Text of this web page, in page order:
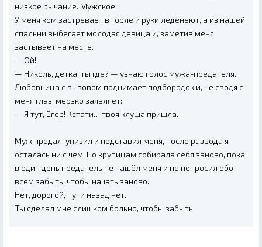
низкое рычание. Мужское.
У меня ком застревает в горле и руки леденеют, а из нашей
спальни выбегает молодая девица и, заметив меня,
застывает на месте.
— Ой!
— Николь, детка, ты где? — узнаю голос мужа-предателя.
Любовница с вызовом поднимает подбородок и, не сводя с
меня глаз, мерзко заявляет:
— Я тут, Егор! Кстати… твоя клуша пришла.
Муж предал, унизил и подставил меня, после развода я
осталась ни с чем. По крупицам собирала себя заново, пока
в один день предатель не нашёл меня и не попросил обо
всём забыть, чтобы начать заново.
Нет, дорогой, пути назад нет.
Ты сделал мне слишком больно, чтобы забыть.